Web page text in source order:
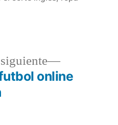
Entrada
siguiente:
online